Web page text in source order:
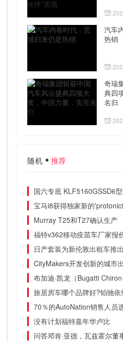
汽车
热销
奇瑞
典四
名归
随机 推荐
国六专底 KLF5160GSSD6
宝马i8获得独家新的
Murray T25和T27确认生产
福特v362移动疫苗车厂家报
日产套装为新伦敦出租车推
CityMakers开发创新的城市
布加迪·凯龙（Bugatti
旅居房车哪个品牌好?铂驰
70％的AutoNation销售人员
没有计划福特嘉年华卢比
问答邓肯·亚德，瓦兹霍尔董